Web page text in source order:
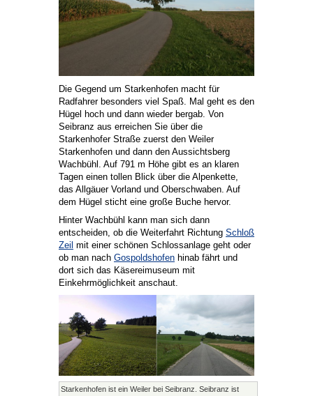
Die Gegend um Starkenhofen macht für
Radfahrer besonders viel Spaß. Mal geht es den
Hügel hoch und dann wieder bergab. Von
Seibranz aus erreichen Sie über die
Starkenhofer Straße zuerst den Weiler
Starkenhofen und dann den Aussichtsberg
Wachbühl. Auf 791 m Höhe gibt es an klaren
Tagen einen tollen Blick über die Alpenkette,
das Allgäuer Vorland und Oberschwaben. Auf
dem Hügel sticht eine große Buche hervor.
Hinter Wachbühl kann man sich dann
entscheiden, ob die Weiterfahrt Richtung Schloß
Zeil mit einer schönen Schlossanlage geht oder
ob man nach Gospoldshofen hinab fährt und
dort sich das Käsereimuseum mit
Einkehrmöglichkeit anschaut.
Starkenhofen ist ein Weiler bei Seibranz. Seibranz ist